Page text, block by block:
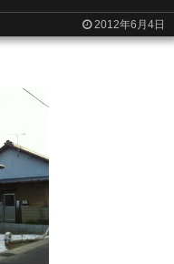
2012年6月4日